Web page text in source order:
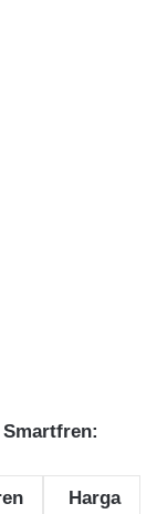
Harga